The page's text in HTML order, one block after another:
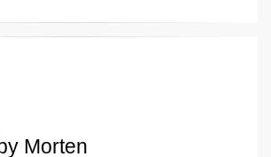
Morten